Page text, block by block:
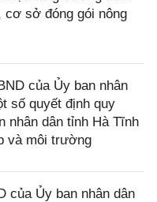
cơ sở đóng gói nông
của Ủy ban nhân
số quyết định quy
nhân dân tỉnh Hà Tĩnh
và môi trường
của Ủy ban nhân dân